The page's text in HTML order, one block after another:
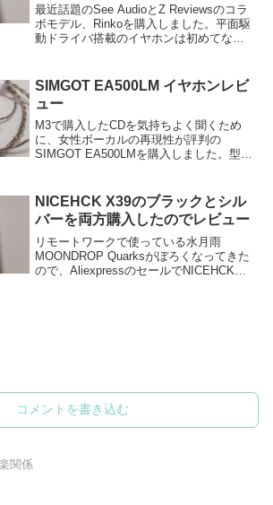
最近話題のSee AudioとZ Reviewsのコラ
ボモデル、Rinkoを購入しました。平面駆
動ドライバ搭載のイヤホンは初めてなの
Rinkoがいいかんじになって...
SIMGOT EA500LM イヤホンレビ
ュー
M3で購入したCDを気持ちよく聞くため
に、女性ボーカルの再現性が評判の
SIMGOT EA500LMを購入しました。型番
してください。国内での扱いは最近...
NICEHCK X39のブラックとシル
バーを両方購入したのでレビュー
リモートワークで使っている水月雨
MOONDROP Quarksがぼろくなってきた
ので、AliexpressのセールでNICEHCK
コメントを書き込む
関係